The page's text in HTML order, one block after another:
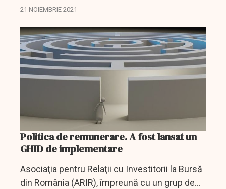
în această săptămână, iar valoarea
cu...
21 NOIEMBRIE 2021
Politica de remunerare. A fost lansat un
GHID de implementare
Asociaţia pentru Relaţii cu Investitorii la Bursă
din România (ARIR), împreună cu un grup de